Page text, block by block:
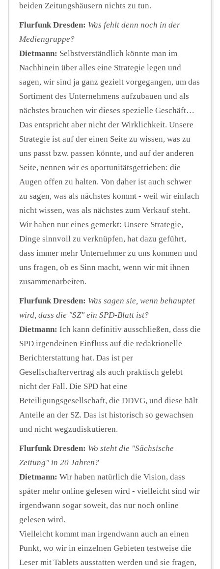
beiden Zeitungshäusern nichts zu tun.
Flurfunk Dresden: Was fehlt denn noch in der
Mediengruppe?
Dietmann: Selbstverständlich könnte man im
Nachhinein über alles eine Strategie legen und
sagen, wir sind ja ganz gezielt vorgegangen, um das
Sortiment des Unternehmens aufzubauen und als
nächstes brauchen wir dieses spezielle Geschäft…
Das entspricht aber nicht der Wirklichkeit. Unsere
Strategie ist auf der einen Seite zu wissen, was zu
uns passt bzw. passen könnte, und auf der anderen
Seite, nennen wir es oportunitätsgetrieben: die
Augen offen zu halten. Von daher ist auch schwer
zu sagen, was als nächstes kommt - weil wir einfach
nicht wissen, was als nächstes zum Verkauf steht.
Wir haben nur eines gemerkt: Unsere Strategie,
Dinge sinnvoll zu verknüpfen, hat dazu geführt,
dass immer mehr Unternehmer zu uns kommen und
uns fragen, ob es Sinn macht, wenn wir mit ihnen
zusammenarbeiten.
Flurfunk Dresden: Was sagen sie, wenn behauptet
wird, dass die "SZ" ein SPD-Blatt ist?
Dietmann: Ich kann definitiv ausschließen, dass die
SPD irgendeinen Einfluss auf die redaktionelle
Berichterstattung hat. Das ist per
Gesellschaftervertrag als auch praktisch gelebt
nicht der Fall. Die SPD hat eine
Beteiligungsgesellschaft, die DDVG, und diese hält
Anteile an der SZ. Das ist historisch so gewachsen
und nicht wegzudiskutieren.
Flurfunk Dresden: Wo steht die "Sächsische
Zeitung" in 20 Jahren?
Dietmann: Wir haben natürlich die Vision, dass
später mehr online gelesen wird - vielleicht sind wir
irgendwann sogar soweit, das nur noch online
gelesen wird.
Vielleicht kommt man irgendwann auch an einen
Punkt, wo wir in einzelnen Gebieten testweise die
Leser mit Tablets ausstatten werden und sie fragen,